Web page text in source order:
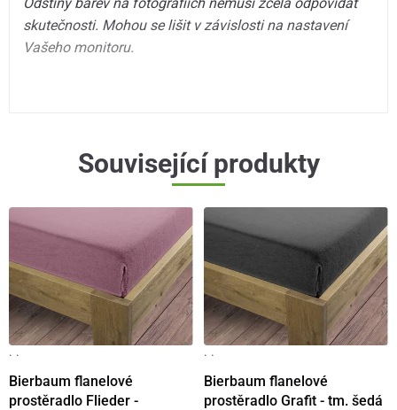
skutečnosti. Mohou se lišit v závislosti na nastavení
Vašeho monitoru.
Související produkty
· ·
Bierbaum flanelové
prostěradlo Flieder -
· ·
Bierbaum flanelové
prostěradlo Grafit - tm. šedá